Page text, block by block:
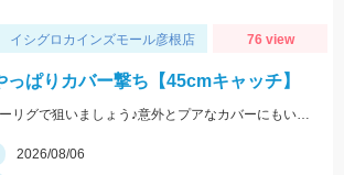
イシグロカインズモール彦根店 76 view
っぱりカバー撃ち【45cmキャッチ】
カバー周りの魚をフリーリグで狙いましょう♪意外とプアなカバーにもいますよ♪
2026/08/06